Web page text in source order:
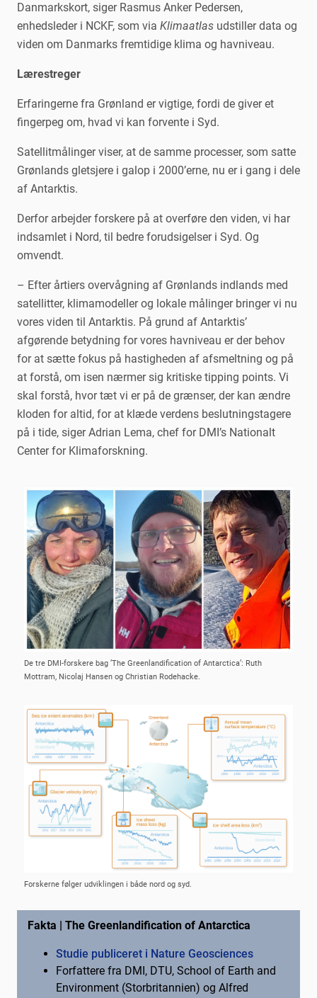
Danmarkskort, siger Rasmus Anker Pedersen,
enhedsleder i NCKF, som via Klimaatlas udstiller data og
viden om Danmarks fremtidige klima og havniveau.
Lærestreger
Erfaringerne fra Grønland er vigtige, fordi de giver et
fingerpeg om, hvad vi kan forvente i Syd.
Satellitmålinger viser, at de samme processer, som satte
Grønlands gletsjere i galop i 2000’erne, nu er i gang i dele
af Antarktis.
Derfor arbejder forskere på at overføre den viden, vi har
indsamlet i Nord, til bedre forudsigelser i Syd. Og
omvendt.
– Efter årtiers overvågning af Grønlands indlands med
satellitter, klimamodeller og lokale målinger bringer vi nu
vores viden til Antarktis. På grund af Antarktis’
afgørende betydning for vores havniveau er der behov
for at sætte fokus på hastigheden af afsmeltning og på
at forstå, om isen nærmer sig kritiske tipping points. Vi
skal forstå, hvor tæt vi er på de grænser, der kan ændre
kloden for altid, for at klæde verdens beslutningstagere
på i tide, siger Adrian Lema, chef for DMI’s Nationalt
Center for Klimaforskning.
De tre DMI-forskere bag ’The Greenlandification of Antarctica’: Ruth
Mottram, Nicolaj Hansen og Christian Rodehacke.
Forskerne følger udviklingen i både nord og syd.
Fakta | The Greenlandification of Antarctica
Studie publiceret i Nature Geosciences
Forfattere fra DMI, DTU, School of Earth and
Environment (Storbritannien) og Alfred